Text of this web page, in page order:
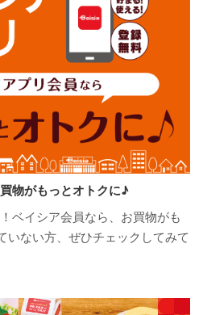
物がもっとオトクに♪
ベイシア会員なら、お買物がも
いない方、ぜひチェックしてみて